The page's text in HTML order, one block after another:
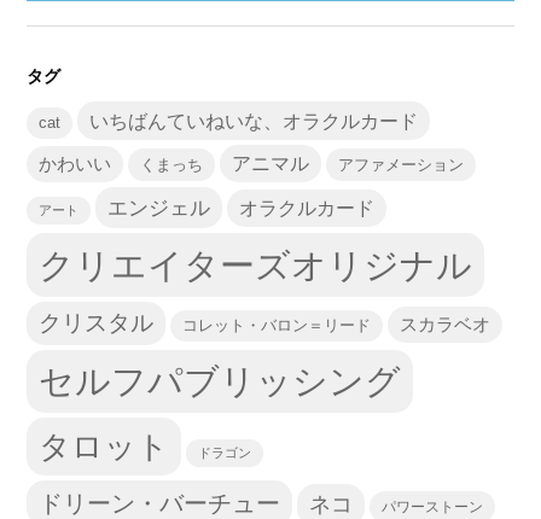
タグ
cat いちばんていねいな、オラクルカード
かわいい くまっち アニマル アファメーション
アート エンジェル オラクルカード
クリエイターズオリジナル
クリスタル コレット・バロン＝リード スカラベオ
セルフパブリッシング
タロット ドラゴン
ドリーン・バーチュー ネコ パワーストーン